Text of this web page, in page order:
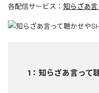
各配信サービス： 知らざあ言
1 ： 知らざあ言って